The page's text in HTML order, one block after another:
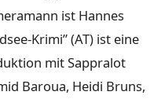
ist Hannes
Krimi” (AT) ist eine
mit Sappralot
Baroua, Heidi Bruns,